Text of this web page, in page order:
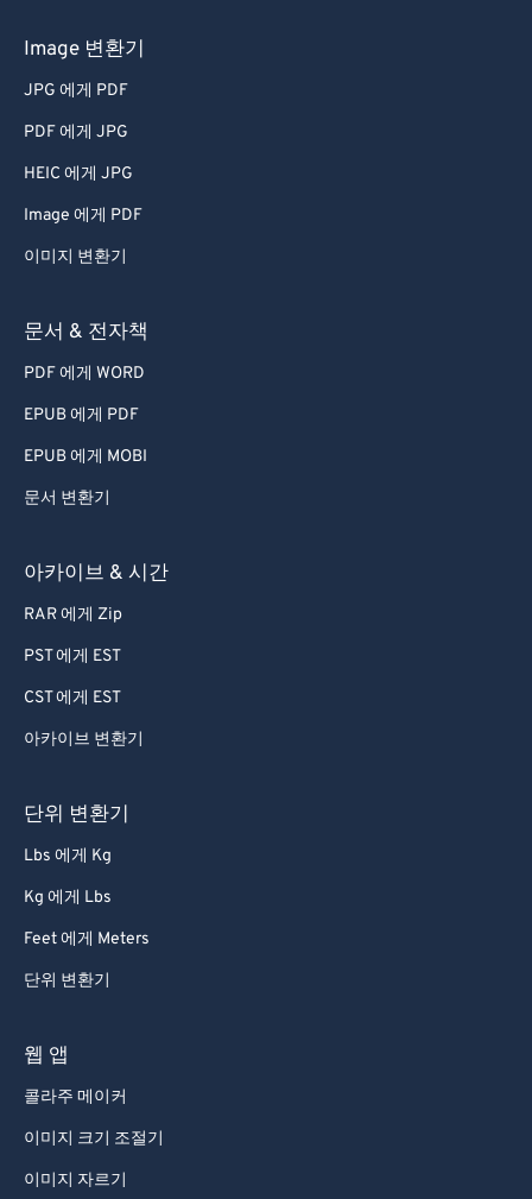
Image 변환기
JPG 에게 PDF
PDF 에게 JPG
HEIC 에게 JPG
Image 에게 PDF
이미지 변환기
문서 & 전자책
PDF 에게 WORD
EPUB 에게 PDF
EPUB 에게 MOBI
문서 변환기
아카이브 & 시간
RAR 에게 Zip
PST 에게 EST
CST 에게 EST
아카이브 변환기
단위 변환기
Lbs 에게 Kg
Kg 에게 Lbs
Feet 에게 Meters
단위 변환기
웹 앱
콜라주 메이커
이미지 크기 조절기
이미지 자르기